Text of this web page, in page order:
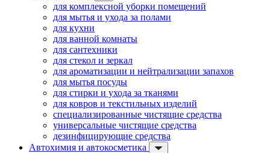
для комплексной уборки помещений
для мытья и ухода за полами
для кухни
для ванной комнаты
для сантехники
для стекол и зеркал
для ароматизации и нейтрализации запахов
для мытья посуды
для стирки и ухода за тканями
для ковров и текстильных изделий
специализированные чистящие средства
универсальные чистящие средства
дезинфицирующие средства
Автохимия и автокосметика